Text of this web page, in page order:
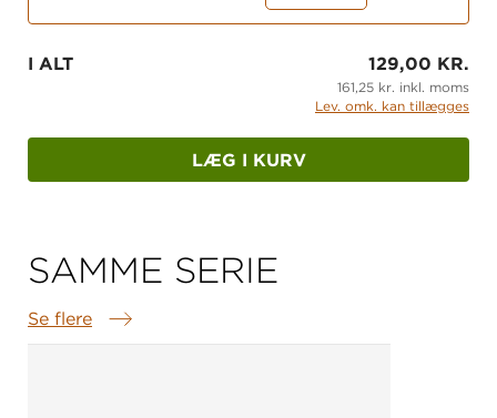
I ALT 129,00 KR.
161,25 kr. inkl. moms
Lev. omk. kan tillægges
LÆG I KURV
SAMME SERIE
Se flere
Samme serie